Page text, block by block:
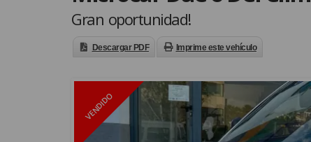
Gran oportunidad!
Descargar PDF Imprime este vehículo
VENDIDO